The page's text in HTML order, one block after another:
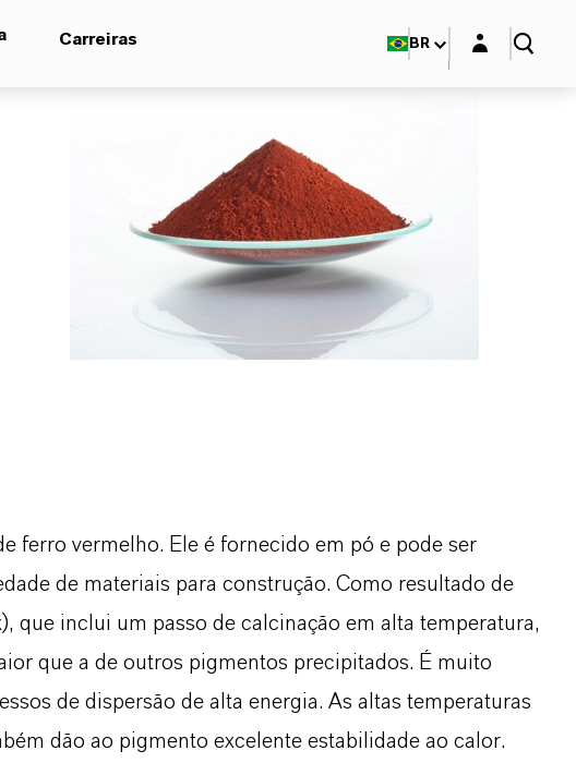
Carreiras BR Login layer
ferro vermelho. Ele é fornecido em pó e pode ser
de materiais para construção. Como resultado de
que inclui um passo de calcinação em alta temperatura,
que a de outros pigmentos precipitados. É muito
de dispersão de alta energia. As altas temperaturas
dão ao pigmento excelente estabilidade ao calor.